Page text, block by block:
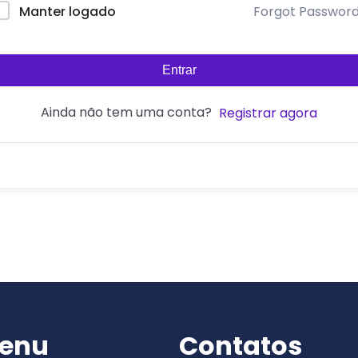
Manter logado Forgot
Entrar
Ainda não tem uma conta? Registrar agora
Contatos